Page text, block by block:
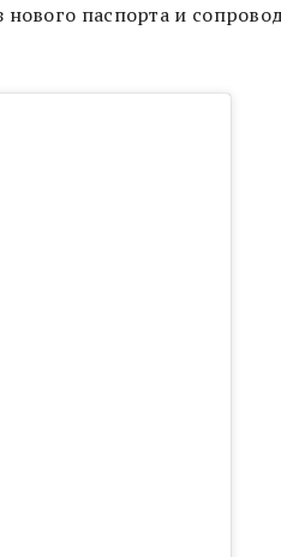
паспорта и